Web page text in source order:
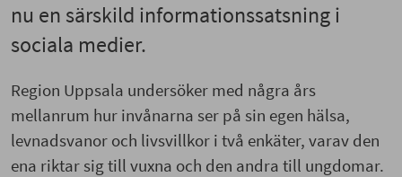
nu en särskild informationssatsning i
sociala medier.
Region Uppsala undersöker med några års
mellanrum hur invånarna ser på sin egen hälsa,
levnadsvanor och livsvillkor i två enkäter, varav den
ena riktar sig till vuxna och den andra till ungdomar.